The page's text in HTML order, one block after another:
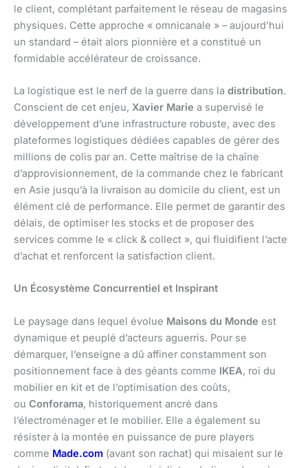
le client, complétant parfaitement le réseau de magasins
physiques. Cette approche « omnicanale » – aujourd’hui
un standard – était alors pionnière et a constitué un
formidable accélérateur de croissance.
La logistique est le nerf de la guerre dans la distribution.
Conscient de cet enjeu, Xavier Marie a supervisé le
développement d’une infrastructure robuste, avec des
plateformes logistiques dédiées capables de gérer des
millions de colis par an. Cette maîtrise de la chaîne
d’approvisionnement, de la commande chez le fabricant
en Asie jusqu’à la livraison au domicile du client, est un
élément clé de performance. Elle permet de garantir des
délais, de optimiser les stocks et de proposer des
services comme le « click & collect », qui fluidifient l’acte
d’achat et renforcent la satisfaction client.
Un Écosystème Concurrentiel et Inspirant
Le paysage dans lequel évolue Maisons du Monde est
dynamique et peuplé d’acteurs aguerris. Pour se
démarquer, l’enseigne a dû affiner constamment son
positionnement face à des géants comme IKEA, roi du
mobilier en kit et de l’optimisation des coûts,
ou Conforama, historiquement ancré dans
l’électroménager et le mobilier. Elle a également su
résister à la montée en puissance de pure players
comme Made.com (avant son rachat) qui misaient sur le